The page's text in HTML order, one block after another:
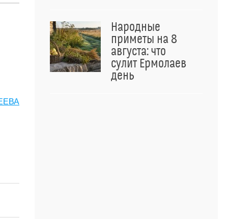
Народные
приметы на 8
августа: что
сулит Ермолаев
день